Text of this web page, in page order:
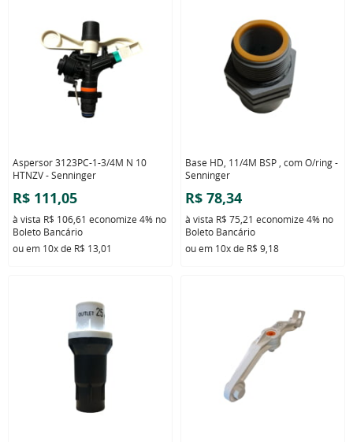
Aspersor 3123PC-1-3/4M N 10
HTNZV - Senninger
R$ 111,05
à vista R$ 106,61 economize 4% no
Boleto Bancário
ou em 10xde R$ 13,01
Base HD, 11/4M BSP , com O/ring -
Senninger
R$ 78,34
à vista R$ 75,21 economize 4% no
Boleto Bancário
ou em 10xde R$ 9,18